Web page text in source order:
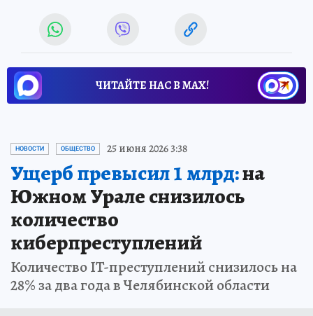
ЧИТАЙТЕ НАС В МАХ!
НОВОСТИ ОБЩЕСТВО 25 июня 2026 3:38
Ущерб превысил 1 млрд:на
Южном Урале снизилось
количество
киберпреступлений
Количество IT-преступлений снизилось на
28% за два года в Челябинской области